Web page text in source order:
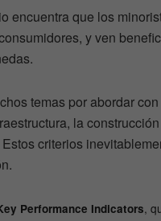
encuentra que los
y ven
temas por abordar
la
criterios
Performance Indicators,